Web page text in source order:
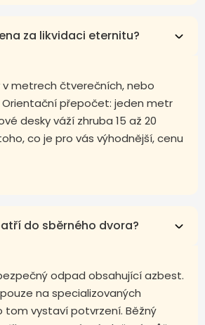
za likvidaci eternitu?
metrech čtverečních, nebo
přepočet: jeden metr
desky váží zhruba 15 až 20
co je pro vás výhodnější, cenu
do sběrného dvora?
odpad obsahující azbest.
na specializovaných
tom vystaví potvrzení. Běžný